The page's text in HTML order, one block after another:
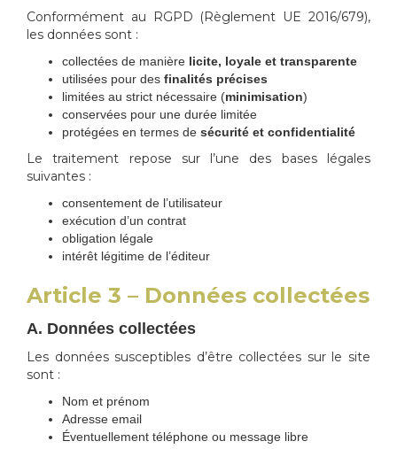
Conformément au RGPD (Règlement UE 2016/679),
les données sont :
collectées de manière licite, loyale et transparente
utilisées pour des finalités précises
limitées au strict nécessaire (minimisation)
conservées pour une durée limitée
protégées en termes de sécurité et confidentialité
Le traitement repose sur l’une des bases légales
suivantes :
consentement de l’utilisateur
exécution d’un contrat
obligation légale
intérêt légitime de l’éditeur
Article 3 – Données collectées
A. Données collectées
Les données susceptibles d’être collectées sur le site
sont :
Nom et prénom
Adresse email
Éventuellement téléphone ou message libre